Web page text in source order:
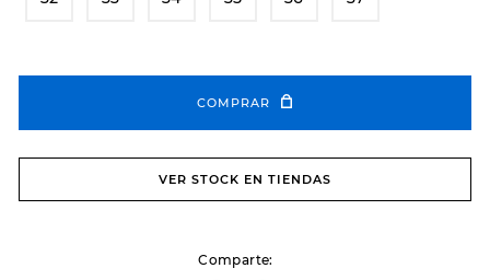
COMPRAR
VER STOCK EN TIENDAS
Comparte